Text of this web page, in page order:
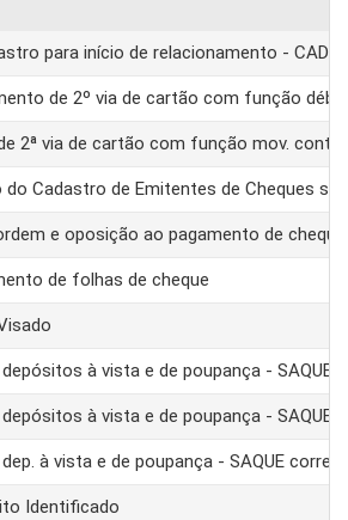
para início de relacionamento -
de 2º via de cartão com função
2ª via de cartão com função mov. conta
do Cadastro de Emitentes de Cheques
e oposição ao pagamento de cheque
de folhas de cheque
à vista e de poupança - SAQUE
à vista e de poupança - SAQUE
à vista e de poupança - SAQUE
Identificado